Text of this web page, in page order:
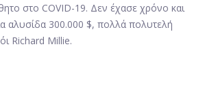
στο COVID-19. Δεν έχασε χρόνο και
αλυσίδα 300.000 $, πολλά πολυτελή
Richard Millie.